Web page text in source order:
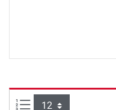
Articles par page :